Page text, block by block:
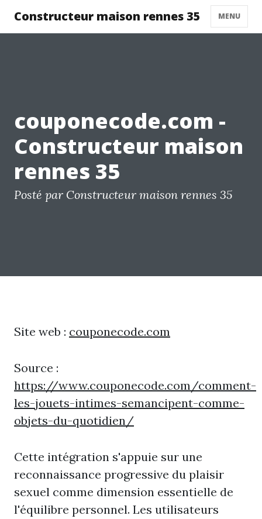
Constructeur maison rennes 35 MENU
couponecode.com -
Constructeur maison
rennes 35
Posté par Constructeur maison rennes 35
Site web : couponecode.com
Source :
https://www.couponecode.com/comment-
les-jouets-intimes-semancipent-comme-
objets-du-quotidien/
Cette intégration s'appuie sur une
reconnaissance progressive du plaisir
sexuel comme dimension essentielle de
l'équilibre personnel. Les utilisateurs